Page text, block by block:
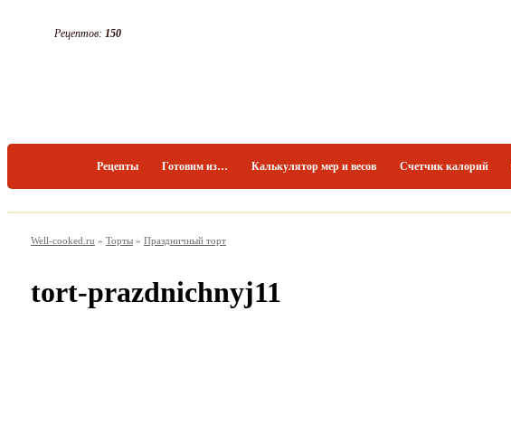
Рецептов: 150
Рецепты Готовим из… Калькулятор мер и весов Счетчик калорий
Well-cooked.ru » Торты » Праздничный торт
tort-prazdnichnyj11